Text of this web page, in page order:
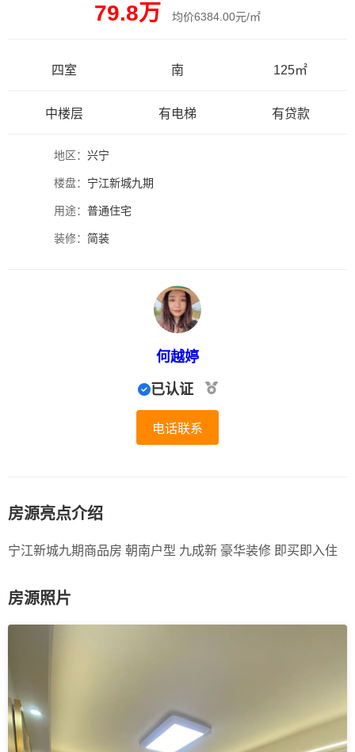
79.8万 均价6384.00元/㎡
四室 南 125㎡
中楼层 有电梯 有贷款
地区： 兴宁
楼盘： 宁江新城九期
用途： 普通住宅
装修： 简装
何越婷
已认证
电话联系
房源亮点介绍
宁江新城九期商品房 朝南户型 九成新 豪华装修 即买即入住
房源照片